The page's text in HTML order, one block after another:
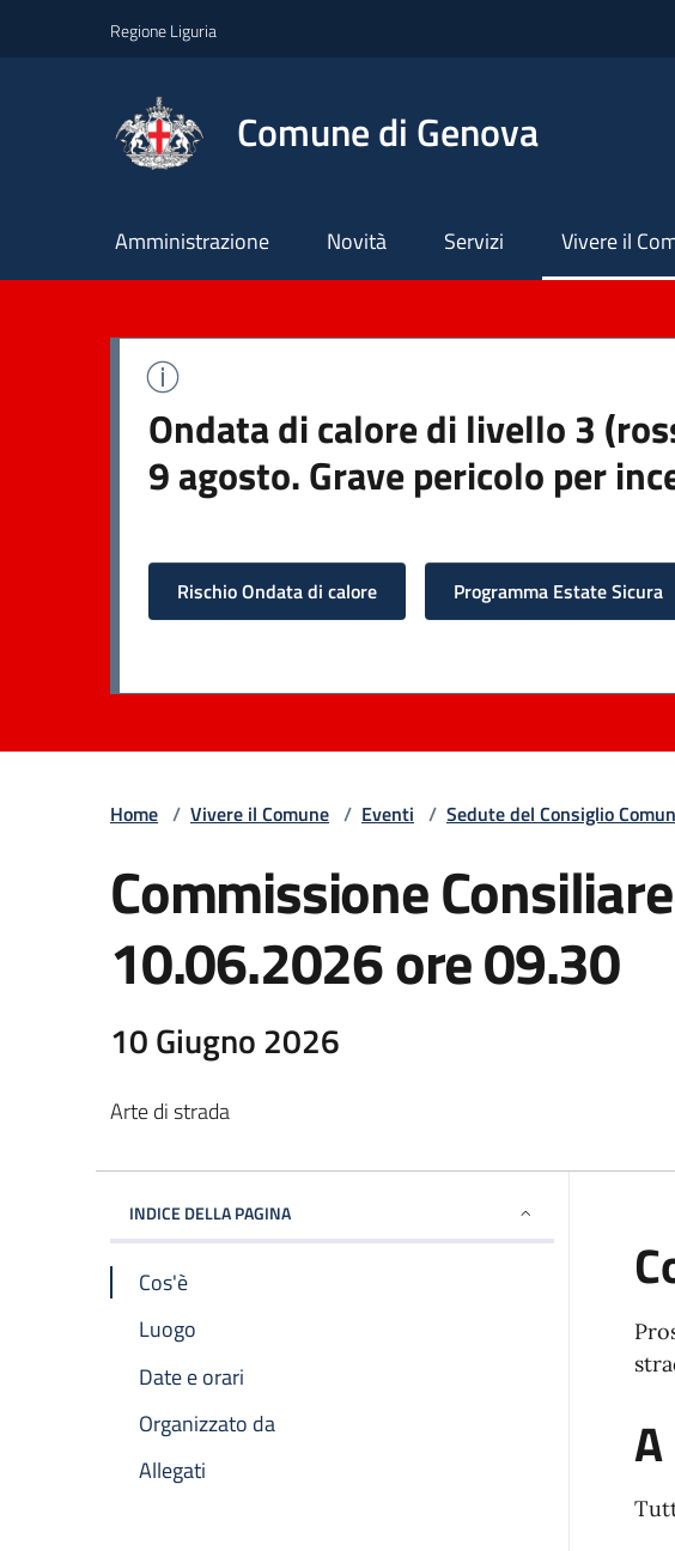
Regione Liguria
Comune di Genova
Principale
Amministrazione Novità Servizi Vivere il
Ondata di calore di livello 3
9 agosto. Grave pericolo per
Rischio Ondata di calore Programma Estate Sicura
Home / Vivere il Comune / Eventi / Sedute del Consiglio
Commissione
10.06.2026 ore 09.30
10 Giugno 2026
Arte di strada
INDICE DELLA PAGINA
Cos'è
Luogo
Date e orari
Organizzato da
Allegati